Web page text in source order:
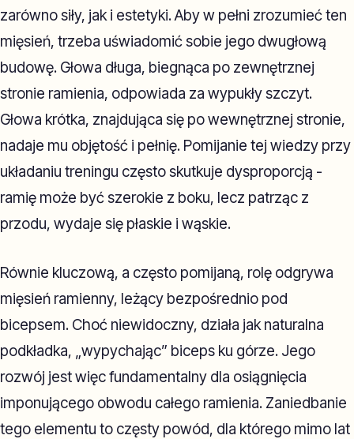
zarówno siły, jak i estetyki. Aby w pełni zrozumieć ten
mięsień, trzeba uświadomić sobie jego dwugłową
budowę. Głowa długa, biegnąca po zewnętrznej
stronie ramienia, odpowiada za wypukły szczyt.
Głowa krótka, znajdująca się po wewnętrznej stronie,
nadaje mu objętość i pełnię. Pomijanie tej wiedzy przy
układaniu treningu często skutkuje dysproporcją -
ramię może być szerokie z boku, lecz patrząc z
przodu, wydaje się płaskie i wąskie.
Równie kluczową, a często pomijaną, rolę odgrywa
mięsień ramienny, leżący bezpośrednio pod
bicepsem. Choć niewidoczny, działa jak naturalna
podkładka, „wypychając” biceps ku górze. Jego
rozwój jest więc fundamentalny dla osiągnięcia
imponującego obwodu całego ramienia. Zaniedbanie
tego elementu to częsty powód, dla którego mimo lat